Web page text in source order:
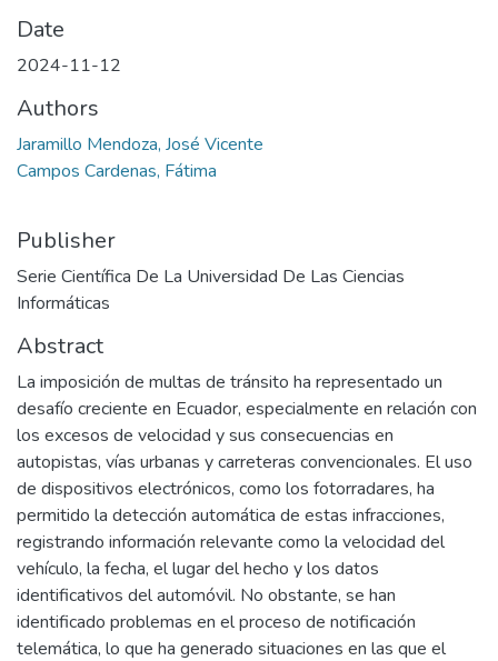
Date
2024-11-12
Authors
Jaramillo Mendoza, José Vicente
Campos Cardenas, Fátima
Publisher
Serie Científica De La Universidad De Las Ciencias
Informáticas
Abstract
La imposición de multas de tránsito ha representado un
desafío creciente en Ecuador, especialmente en relación con
los excesos de velocidad y sus consecuencias en
autopistas, vías urbanas y carreteras convencionales. El uso
de dispositivos electrónicos, como los fotorradares, ha
permitido la detección automática de estas infracciones,
registrando información relevante como la velocidad del
vehículo, la fecha, el lugar del hecho y los datos
identificativos del automóvil. No obstante, se han
identificado problemas en el proceso de notificación
telemática, lo que ha generado situaciones en las que el